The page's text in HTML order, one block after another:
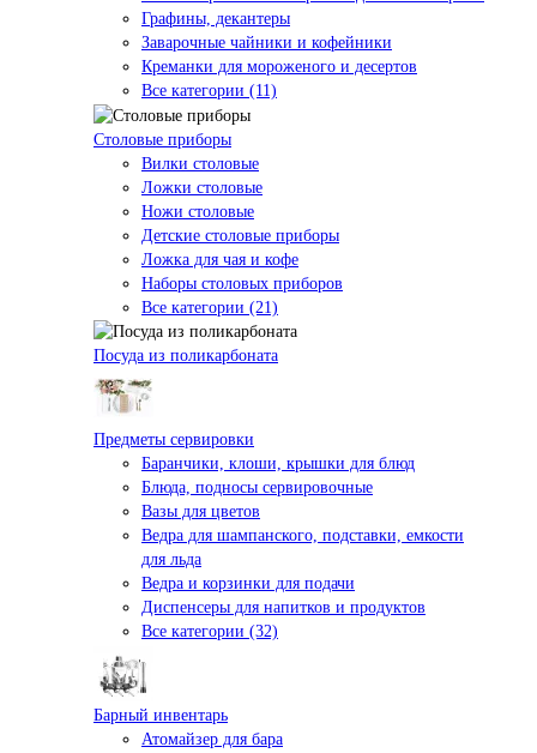
Графины, декантеры
Заварочные чайники и кофейники
Креманки для мороженого и десертов
Все категории (11)
Столовые приборы
Вилки столовые
Ложки столовые
Ножи столовые
Детские столовые приборы
Ложка для чая и кофе
Наборы столовых приборов
Все категории (21)
Посуда из поликарбоната
Предметы сервировки
Баранчики, клоши, крышки для блюд
Блюда, подносы сервировочные
Вазы для цветов
Ведра для шампанского, подставки, емкости
для льда
Ведра и корзинки для подачи
Диспенсеры для напитков и продуктов
Все категории (32)
Барный инвентарь
Атомайзер для бара